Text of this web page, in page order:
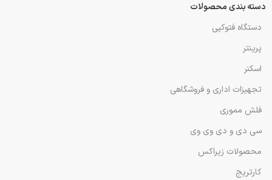
دسته بندی محصولات
دستگاه فتوکپی
پرینتر
اسکنر
تجهیزات اداری و فروشگاهی
فلش مموری
سی دی و دی وی وی
محصولات زیراکس
کارتریج